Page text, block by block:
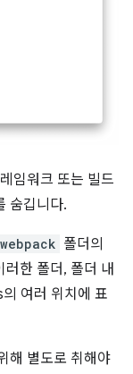
임워크 또는 빌드
숨깁니다.
webpack 폴더의
한 폴더, 폴더 내
여러 위치에 표
해 별도로 취해야